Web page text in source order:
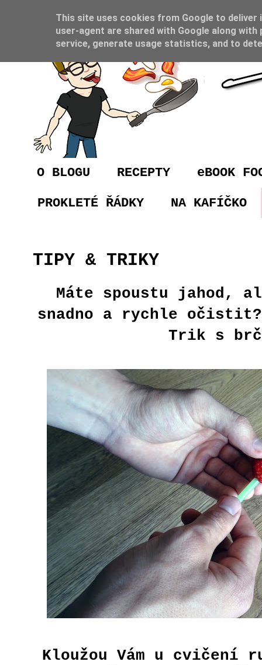
O BLOGU RECEPTY eBOOK
PROKLETÉ ŘÁDKY NA KAFÍČKO
TIPY & TRIKY
Máte spoustu jahod,
snadno a rychle
Trik s
Kloužou Vám u cvičení
This site uses cookies from Google to deliver
user-agent are shared with Google along
service, generate usage statistics, and to